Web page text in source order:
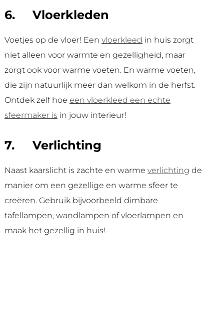
6. Vloerkleden
Voetjes op de vloer! Een vloerkleed in huis zorgt
niet alleen voor warmte en gezelligheid, maar
zorgt ook voor warme voeten. En warme voeten,
die zijn natuurlijk meer dan welkom in de herfst.
Ontdek zelf hoe een vloerkleed een echte
sfeermaker is in jouw interieur!
7. Verlichting
Naast kaarslicht is zachte en warme verlichting de
manier om een gezellige en warme sfeer te
creëren. Gebruik bijvoorbeeld dimbare
tafellampen, wandlampen of vloerlampen en
maak het gezellig in huis!